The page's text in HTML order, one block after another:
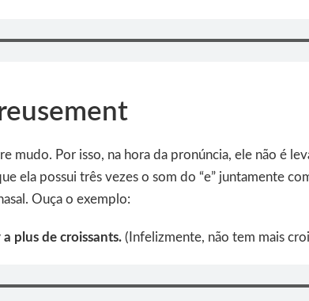
mudo. Por isso, na hora da pronúncia, ele não é
ela possui três vezes o som do “e” juntamente
Ouça o exemplo:
plus de croissants. (Infelizmente, não tem mais